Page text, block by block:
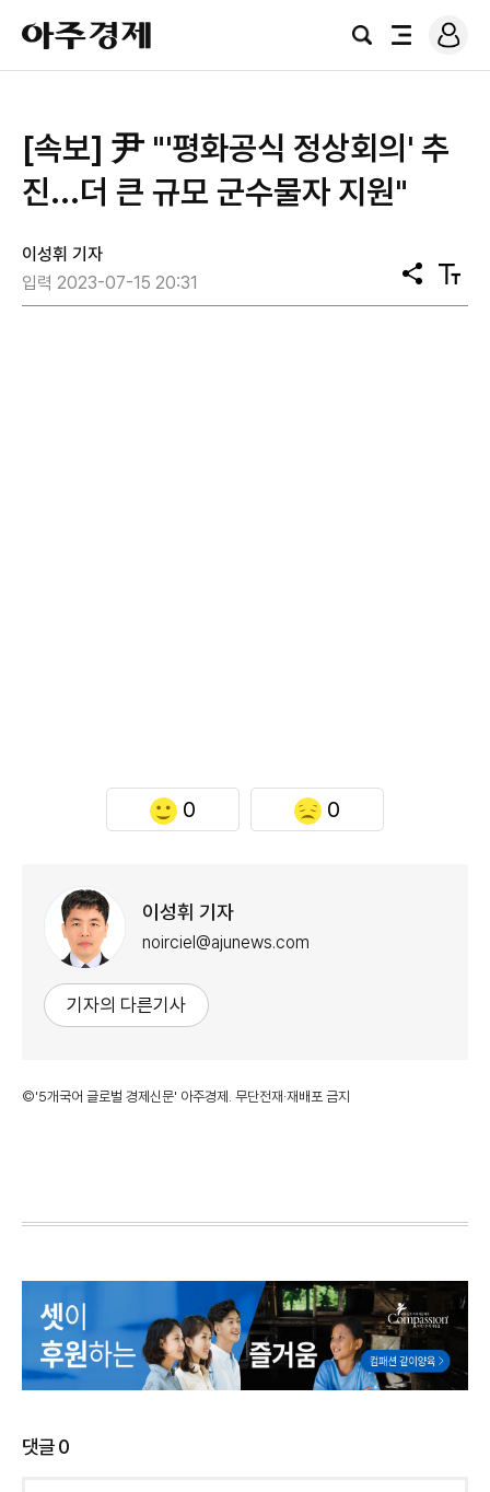
아
주
경
검
전
로
그
[속보] 尹 "'평화공식 정상회의' 추
진...더 큰 규모 군수물자 지원"
이성휘 기자
입력 2023-07-15 20:31
공
유
텍
스
0 0
이성휘 기자
noirciel@ajunews.com
기자의 다른기사
©'5개국어 글로벌 경제신문' 아주경제. 무단전재·재배포 금지
댓글0